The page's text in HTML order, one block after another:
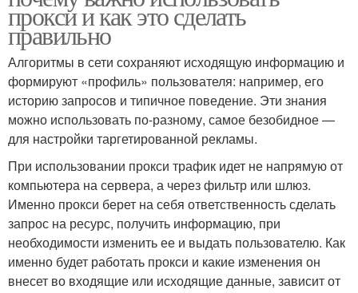
прокси и как это сделать
правильно
Алгоритмы в сети сохраняют исходящую информацию и
формируют «профиль» пользователя: например, его
историю запросов и типичное поведение. Эти знания
можно использовать по-разному, самое безобидное —
для настройки таргетированной рекламы.
При использовании прокси трафик идет не напрямую от
компьютера на сервера, а через фильтр или шлюз.
Именно прокси берет на себя ответственность сделать
запрос на ресурс, получить информацию, при
необходимости изменить ее и выдать пользователю. Как
именно будет работать прокси и какие изменения он
внесет во входящие или исходящие данные, зависит от